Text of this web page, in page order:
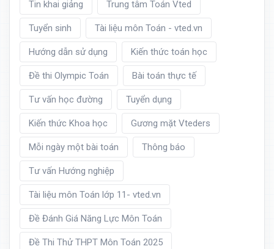
Tin khai giảng Trung tâm Toán Vted
Tuyển sinh Tài liệu môn Toán - vted.vn
Hướng dẫn sử dụng Kiến thức toán học
Đề thi Olympic Toán Bài toán thực tế
Tư vấn học đường Tuyển dụng
Kiến thức Khoa học Gương mặt Vteders
Mỗi ngày một bài toán Thông báo
Tư vấn Hướng nghiệp
Tài liệu môn Toán lớp 11- vted.vn
Đề Đánh Giá Năng Lực Môn Toán
Đề Thi Thử THPT Môn Toán 2025